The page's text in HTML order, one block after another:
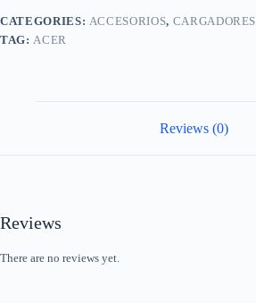
CATEGORIES: ACCESORIOS, CARGADORES
TAG: ACER
Reviews (0)
Reviews
There are no reviews yet.